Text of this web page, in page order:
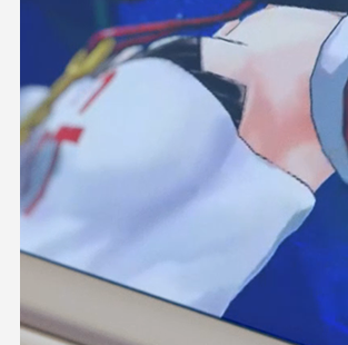
HOLODULE
会社概要
プライバシーポリシー
未成年の方々へのお願い
二次創作ガイドライン
よくある質問
サポーターガイドライン